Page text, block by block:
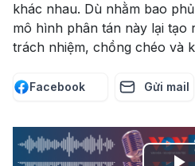
khác nhau. Dù nhằm bao
mô hình phân tán này lại tạo
trách nhiệm, chồng chéo và
Facebook Gửi mail